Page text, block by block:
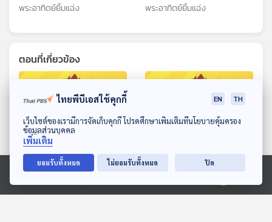
ดาวน์โหลด Thai PBS Podcast Application
Ⓒ 2020 องค์การกระจายเสียงและแพร่ภาพสาธารณะแห่งประเทศไทย
พระอาทิตย์ยิ้มแฉ่ง พระอาทิตย์ยิ้มแฉ่ง
ตอนที่เกี่ยวข้อง
EP. 146: ธัญชนก สุวรรณ
EP. 163: ณัฏฐา | รอบ
ไทยพีบีเอสใช้คุกกี้ EN TH
เว็บไซต์ของเรามีการจัดเก็บคุกกี้ โปรดศึกษาเพิ่มเติมที่นโยบายคุ้มครอง
ข้อมูลส่วนบุคคล
เพิ่มเติม
ยอมรับทั้งหมด ไม่ยอมรับทั้งหมด ปิด